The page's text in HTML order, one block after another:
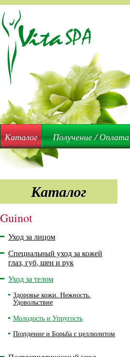
Каталог Получение / Оплата
Каталог
Guinot
Уход за лицом
Специальный уход за кожей
глаз, губ, шеи и рук
Уход за телом
Здоровье кожи. Нежность.
Удовольствие
Молодость и Упругость
Похудение и Борьба с целлюлитом